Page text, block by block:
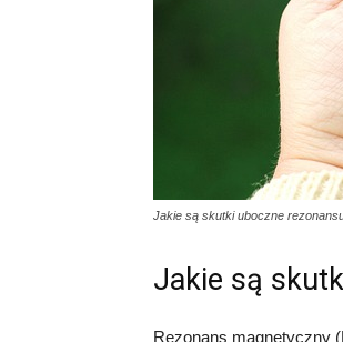
Jakie są skutki uboczne
Jakie są
Rezonans magnetyczny